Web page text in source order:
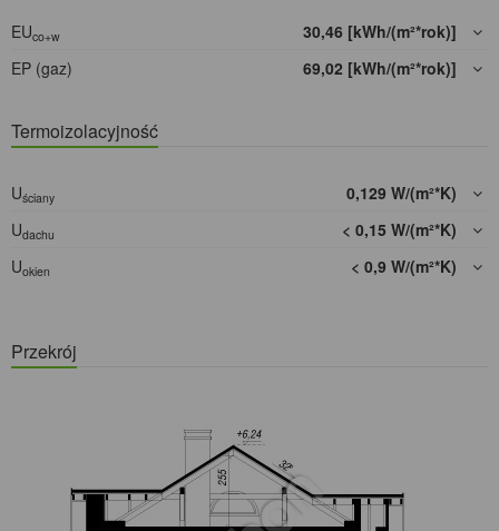
EUco+w
30,46 [kWh/(m²*rok)]
EP (gaz)
69,02 [kWh/(m²*rok)]
Termoizolacyjność
Uściany
0,129 W/(m²*K)
Udachu
< 0,15 W/(m²*K)
Uokien < 0,9 W/(m²*K)
Przekrój